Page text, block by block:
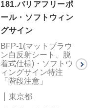
181.バリアフリーポ
ール・ソフトウィン
グサイン
BFP-1(マットブラウ
ン白反射シート、脱
着式仕様)・ソフトウ
ィングサイン特注
「階段注意」
東京都